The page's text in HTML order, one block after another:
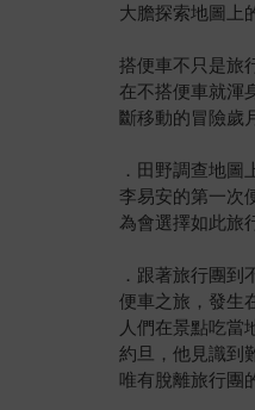
大膽探索地圖上
搭便車不只是旅
在不搭便車就渾
斷移動的冒險歲
．田野調查地圖
李易安的第一次
為會選擇如此旅
．跟著旅行團到
便車之旅，發生
人們在景點吃當
約旦，他見識到
唯有脫離旅行團